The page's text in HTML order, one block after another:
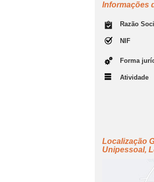
Informações
Razão
NIF
Forma
Atividade
Localização
Unipessoal,